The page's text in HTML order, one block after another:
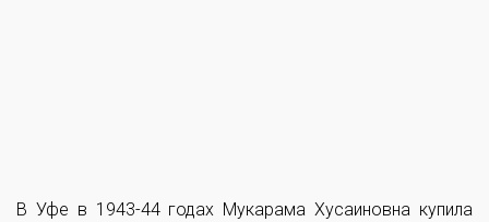
В Уфе в 1943-44 годах Мукарама Хусаиновна купила